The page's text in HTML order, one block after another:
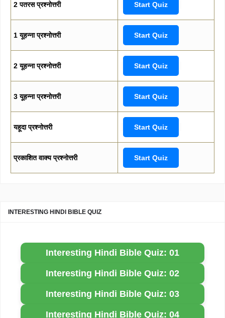
2 पतरस प्रश्नोत्तरी Start Quiz
1 यूहन्ना प्रश्नोत्तरी Start Quiz
2 यूहन्ना प्रश्नोत्तरी Start Quiz
3 यूहन्ना प्रश्नोत्तरी Start Quiz
यहूदा प्रश्नोत्तरी Start Quiz
प्रकाशित वाक्य प्रश्नोत्तरी Start Quiz
INTERESTING HINDI BIBLE QUIZ
Interesting Hindi Bible Quiz: 01
Interesting Hindi Bible Quiz: 02
Interesting Hindi Bible Quiz: 03
Interesting Hindi Bible Quiz: 04